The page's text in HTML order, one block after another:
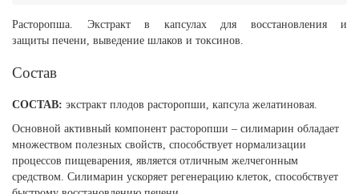
Расторопша. Экстракт в капсулах для восстановления и
защиты печени, выведение шлаков и токсинов.
Состав
СОСТАВ: экстракт плодов расторопши, капсула желатиновая.
Основной активный компонент расторопши – силимарин обладает
множеством полезных свойств, способствует нормализации
процессов пищеварения, является отличным желчегонным
средством. Силимарин ускоряет регенерацию клеток, способствует